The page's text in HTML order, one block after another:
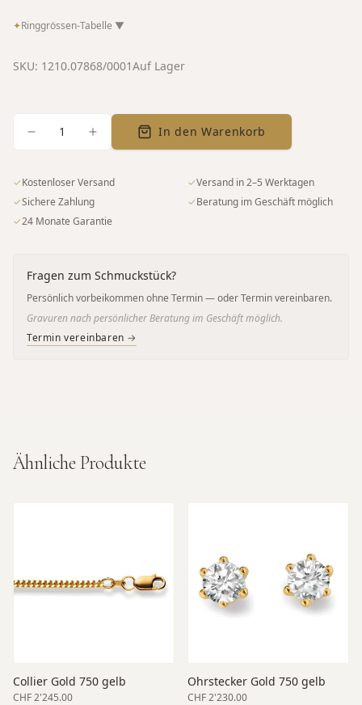
✦Ringgrössen-Tabelle ▼
SKU: 1210.07868/0001Auf Lager
1 In den Warenkorb
✓Kostenloser Versand ✓Versand in 2–5 Werktagen
✓Sichere Zahlung ✓Beratung im Geschäft möglich
✓24 Monate Garantie
Fragen zum Schmuckstück?
Persönlich vorbeikommen ohne Termin — oder Termin vereinbaren.
Gravuren nach persönlicher Beratung im Geschäft möglich.
Termin vereinbaren →
Ähnliche Produkte
Collier Gold 750 gelb
CHF 2'245.00
Ohrstecker Gold 750 gelb
CHF 2'230.00